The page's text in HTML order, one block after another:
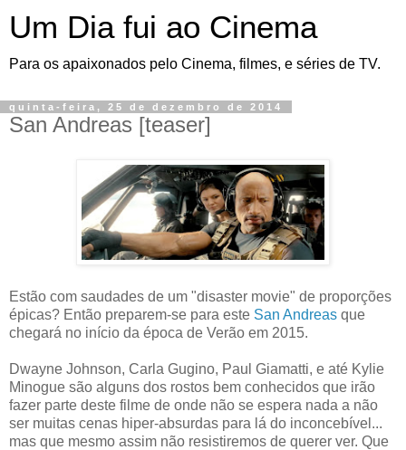
Um Dia fui ao Cinema
Para os apaixonados pelo Cinema, filmes, e séries de TV.
quinta-feira, 25 de dezembro de 2014
San Andreas [teaser]
Estão com saudades de um "disaster movie" de proporções
épicas? Então preparem-se para este San Andreas que
chegará no início da época de Verão em 2015.
Dwayne Johnson, Carla Gugino, Paul Giamatti, e até Kylie
Minogue são alguns dos rostos bem conhecidos que irão
fazer parte deste filme de onde não se espera nada a não
ser muitas cenas hiper-absurdas para lá do inconcebível...
mas que mesmo assim não resistiremos de querer ver. Que